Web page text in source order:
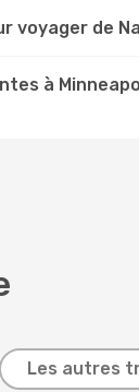
voyager de
à
Les autres